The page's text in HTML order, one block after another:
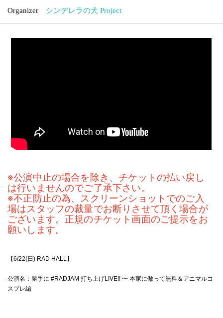
Organizer シンデレラの犬 Project
※公演中止の場合を除き、チケットの払い戻し
は行いませんのでご了承下さい。
※不正防止の為、スクリーンショットでのご入
場はスタッフの裁量でお断りさせて頂く場合が
ございます。正規のチケット画面のご提示をお
願いします。
【6/22(日) RAD HALL】
公演名：勝手に #RADJAM 打ち上げLIVE!! 〜 本家に倣って無料＆アニマルコ
スプレ編